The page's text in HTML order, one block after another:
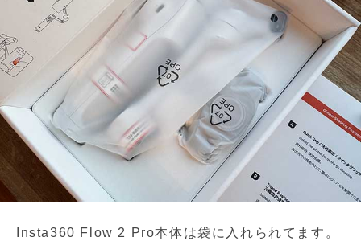
Insta360 Flow 2 Pro本体は袋に入れられてます。